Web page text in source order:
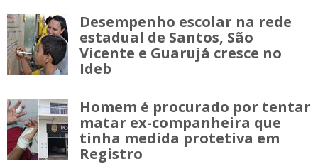
Desempenho escolar na rede
estadual de Santos, São
Vicente e Guarujá cresce no
Ideb
Homem é procurado por tentar
matar ex-companheira que
tinha medida protetiva em
Registro